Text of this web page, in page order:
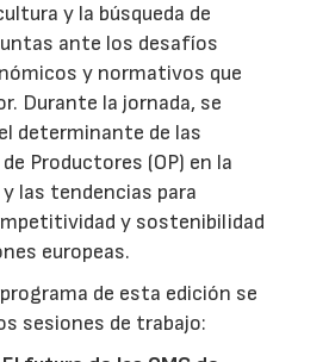
y la búsqueda de
ante los desafíos
y normativos que
Durante la jornada, se
determinante de las
Productores (OP) en la
las tendencias para
y sostenibilidad
europeas.
de esta edición se
sesiones de trabajo: